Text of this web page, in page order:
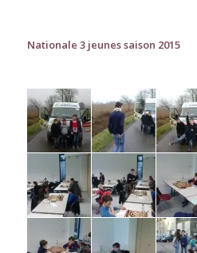
Nationale 3 jeunes saison 2015